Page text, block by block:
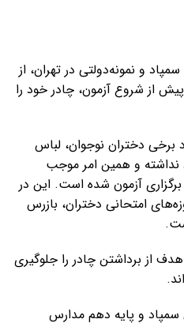
و نمونه‌دولتی در تهران، از
از شروع آزمون، چادر خود را
دختران نوجوان، لباس
نداشته و همین امر موجب
آزمون شده است. این در
امتحانی دختران، بازرس
از برداشتن چادر را جلوگیری
سمپاد و پایه دهم مدارس